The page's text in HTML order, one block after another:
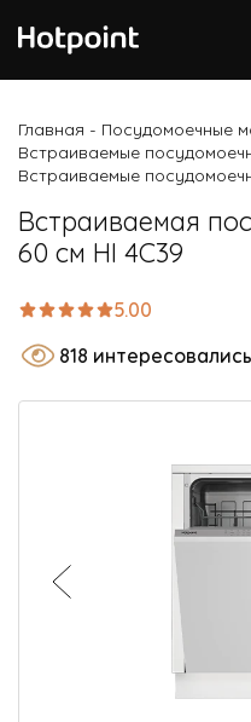
Морозильные камеры
Посудомоечные машины
Варочные панели
Духовые шкафы
Кухонные плиты
Микроволновые печи
Малая бытовая техника
О Hotpoint
Главная - Посудомоечные
Встраиваемые
Встраиваемые
Встраиваемая
60 см HI 4C39
5.00
818 интересовались